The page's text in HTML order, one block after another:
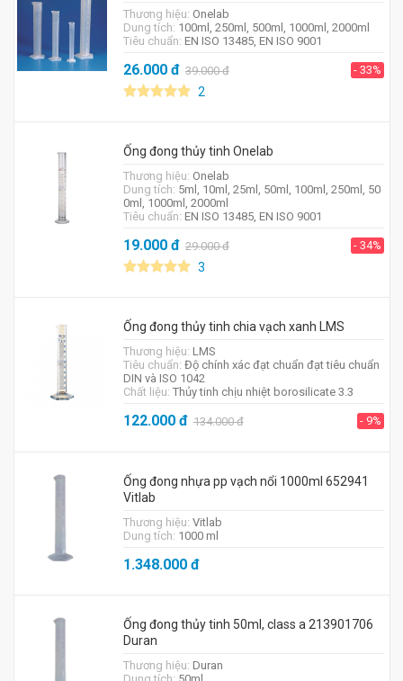
Thương hiệu: Onelab
Dung tích:
100ml, 250ml, 500ml, 1000ml, 2000ml
Tiêu chuẩn: EN ISO 13485, EN ISO 9001
26.000đ 39.000đ - 33%
2
Ống đong thủy tinh Onelab
Thương hiệu: Onelab
Dung tích: 5ml, 10ml, 25ml, 50ml, 100ml, 250ml, 50
0ml, 1000ml, 2000ml
Tiêu chuẩn: EN ISO 13485, EN ISO 9001
19.000đ 29.000đ - 34%
3
Ống đong thủy tinh chia vạch xanh LMS
Thương hiệu: LMS
Tiêu chuẩn: Độ chính xác đạt chuẩn đạt tiêu chuẩn
DIN và ISO 1042
Chất liệu: Thủy tinh chịu nhiệt borosilicate 3.3
122.000đ 134.000đ - 9%
Ống đong nhựa pp vạch nổi 1000ml 652941
Vitlab
Thương hiệu: Vitlab
Dung tích: 1000 ml
1.348.000đ
Ống đong thủy tinh 50ml, class a 213901706
Duran
Thương hiệu: Duran